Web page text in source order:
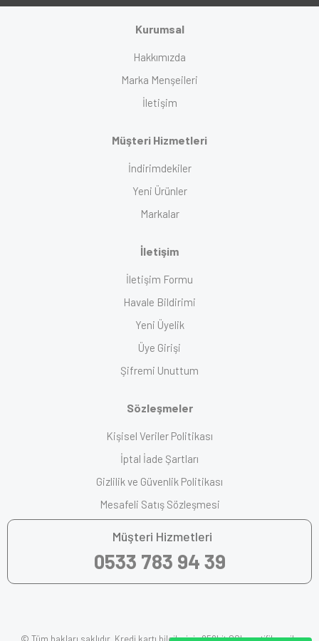
Kurumsal
Hakkımızda
Marka Menşeileri
İletişim
Müşteri Hizmetleri
İndirimdekiler
Yeni Ürünler
Markalar
İletişim
İletişim Formu
Havale Bildirimi
Yeni Üyelik
Üye Girişi
Şifremi Unuttum
Sözleşmeler
Kişisel Veriler Politikası
İptal İade Şartları
Gizlilik ve Güvenlik Politikası
Mesafeli Satış Sözleşmesi
Müşteri Hizmetleri
0533 783 94 39